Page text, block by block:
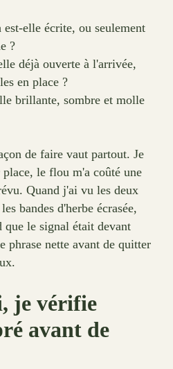
elle écrite, ou seulement
?
déjà ouverte à l'arrivée,
en place ?
brillante, sombre et molle
de faire vaut partout. Je
place, le flou m'a coûté une
Quand j'ai vu les deux
bandes d'herbe écrasée,
le signal était devant
phrase nette avant de quitter
je vérifie
avant de